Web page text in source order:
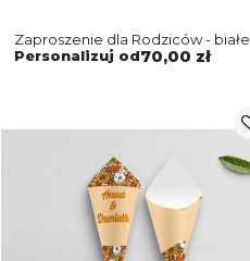
Zaproszenie dla Rodziców - białe
Retro Style Motyw 1
Personalizuj od70,00 zł